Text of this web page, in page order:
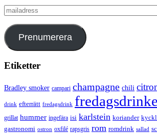
mailadress
Prenumerera
Etiketter
Bradley smoker campari champagne chili
drink efterrätt fredagsdrink
grillat hummer ingefära isi karlstein koriander
gastronomi ostron oxfilé rapsgris rom romdrink sallad